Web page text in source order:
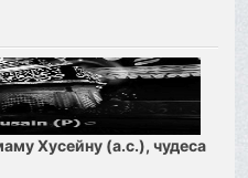
Хусейну (а.с.), чудеса